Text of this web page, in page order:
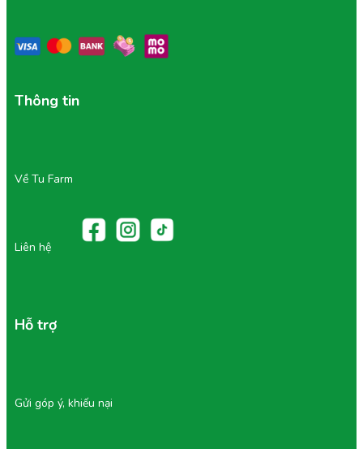
Thông tin
Về Tu Farm
Liên hệ
Hỗ trợ
Gửi góp ý, khiếu nại